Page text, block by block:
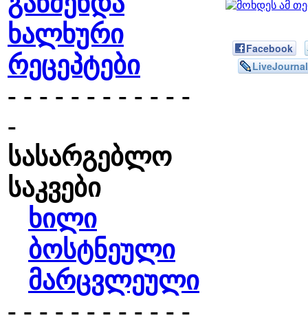
ხალხური
რეცეპტები
- - - - - - - - - - - -
-
სასარგებლო
საკვები
ხილი
ბოსტნეული
მარცვლეული
- - - - - - - - - - - -
Facebook
LiveJournal